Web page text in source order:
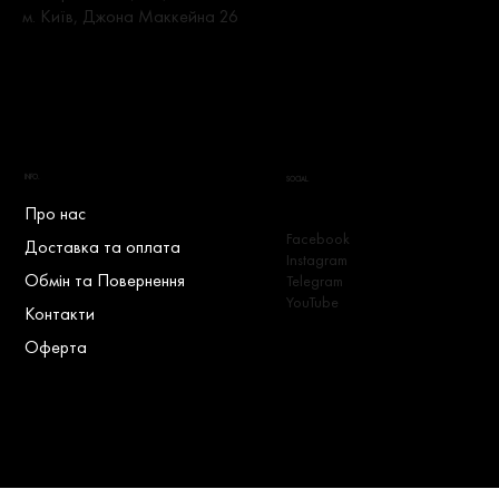
м. Київ, Джона Маккейна 26
INFO.
Про нас
Доставка та оплата
Обмін та Повернення
Контакти
Оферта
SOCIAL.
Facebook
Instagram
Telegram
YouTube